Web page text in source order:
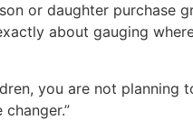
or daughter purchase
about gauging
you are not planning